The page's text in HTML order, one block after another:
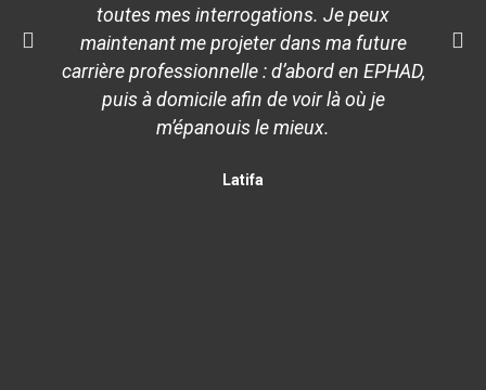
toutes mes interrogations. Je peux
maintenant me projeter dans ma future
carrière professionnelle : d’abord en EPHAD,
puis à domicile afin de voir là où je
m’épanouis le mieux.
Latifa